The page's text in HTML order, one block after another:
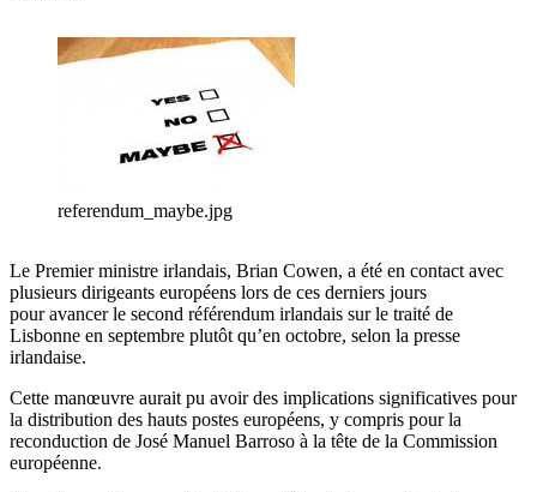
referendum_maybe.jpg
Le Premier ministre irlandais, Brian Cowen, a été en contact avec
plusieurs dirigeants européens lors de ces derniers jours
pour avancer le second référendum irlandais sur le traité de
Lisbonne en septembre plutôt qu’en octobre, selon la presse
irlandaise.
Cette manœuvre aurait pu avoir des implications significatives pour
la distribution des hauts postes européens, y compris pour la
reconduction de José Manuel Barroso à la tête de la Commission
européenne.